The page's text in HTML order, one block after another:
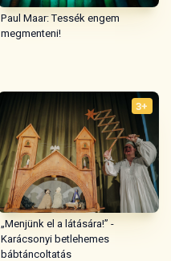
Paul Maar: Tessék engem
megmenteni!
3+
„Menjünk el a látására!” -
Karácsonyi betlehemes
bábtáncoltatás